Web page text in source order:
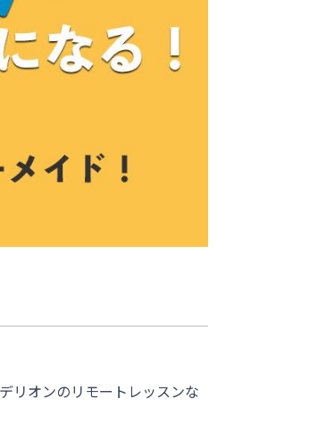
リオンのリモートレッスンな